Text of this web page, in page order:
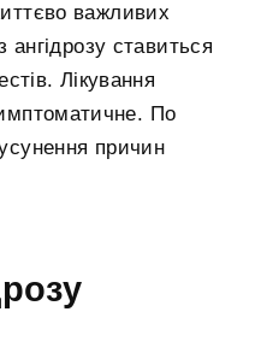
важливих
ангідрозу ставиться
Лікування
По
причин